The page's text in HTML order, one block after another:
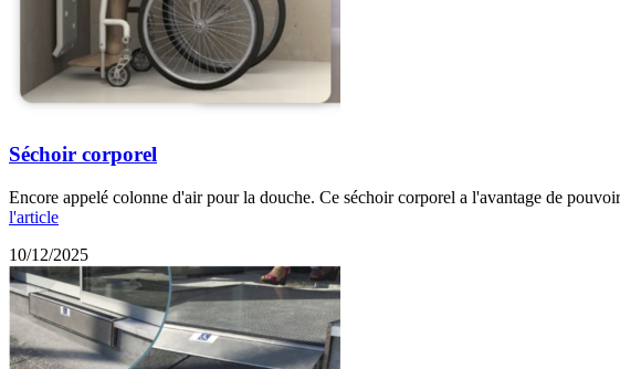
Séchoir corporel
Encore appelé colonne d'air pour la douche. Ce séchoir corporel a l'avantage de
l'article
10/12/2025